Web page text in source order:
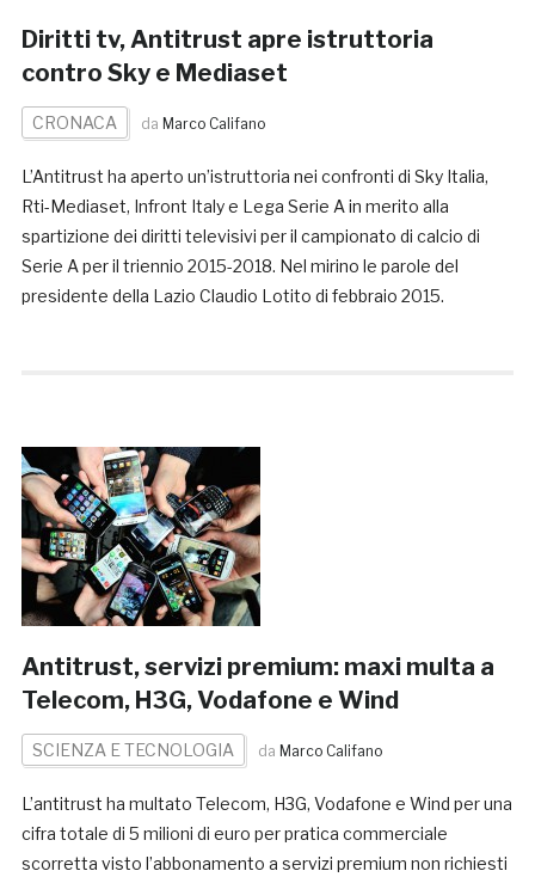
Diritti tv, Antitrust apre istruttoria
contro Sky e Mediaset
CRONACA da Marco Califano
L’Antitrust ha aperto un’istruttoria nei confronti di Sky Italia,
Rti-Mediaset, Infront Italy e Lega Serie A in merito alla
spartizione dei diritti televisivi per il campionato di calcio di
Serie A per il triennio 2015-2018. Nel mirino le parole del
presidente della Lazio Claudio Lotito di febbraio 2015.
Antitrust, servizi premium: maxi multa a
Telecom, H3G, Vodafone e Wind
SCIENZA E TECNOLOGIA da Marco Califano
L’antitrust ha multato Telecom, H3G, Vodafone e Wind per una
cifra totale di 5 milioni di euro per pratica commerciale
scorretta visto l’abbonamento a servizi premium non richiesti